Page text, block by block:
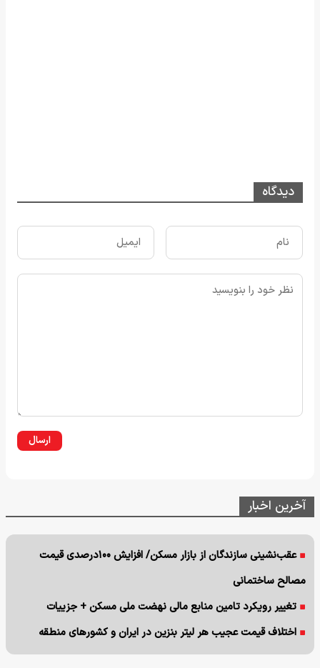
دیدگاه
ارسال
آخرین اخبار
عقب‌نشینی سازندگان از بازار مسکن/ افزایش ۱۰۰درصدی قیمت
مصالح ساختمانی
تغییر رویکرد تامین منابع مالی نهضت ملی مسکن + جزییات
اختلاف قیمت عجیب هر لیتر بنزین در ایران و کشورهای منطقه